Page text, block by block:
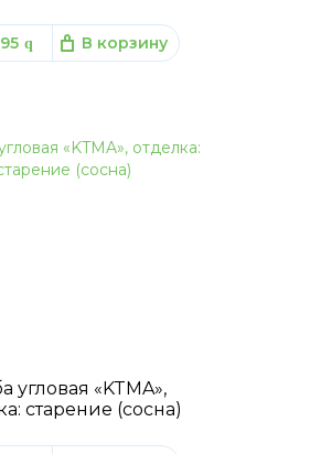
q В корзину
угловая «KTMA»,
старение (сосна)